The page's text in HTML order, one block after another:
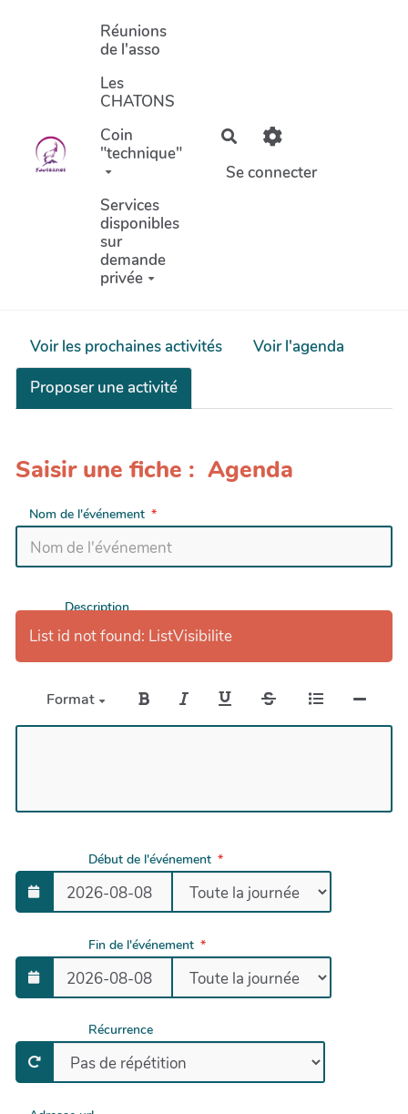
Aller au contenu principal
Réunions
de l'asso
Les
CHATONS
Coin
"technique"
Services
disponibles
sur
demande
privée
Rechercher
Se connecter
Voir les prochaines activités
Voir l'agenda
Proposer une activité
Saisir une fiche : Agenda
Nom de l'événement
Description
List id not found: ListVisibilite
Format
Début de l'événement
Fin de l'événement
Récurrence